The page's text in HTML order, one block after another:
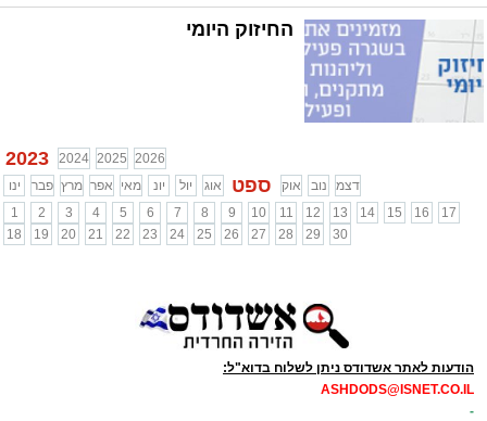
החיזוק היומי
2023 2024 2025 2026
ינו
פבר מרץ אפר מאי יונ יול אוג ספט אוק נוב
דצמ
1
2 3 4 5 6 7 8 9 10 11 12 13 14 15 16
17
18
19 20 21 22 23 24 25 26 27 28 29 30
הודעות לאתר אשדודס ניתן לשלוח בדוא"ל:
ASHDODS@ISNET.CO.IL
-